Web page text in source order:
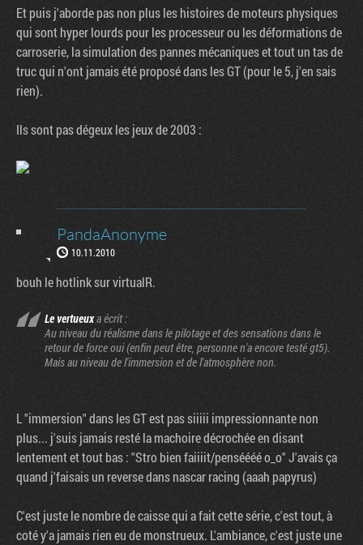
Et puis j'aborde pas non plus les histoires de moteurs physiques
qui sont hyper lourds pour les processeur ou les déformations de
carroserie, la simulation des pannes mécaniques et tout un tas de
truc qui n'ont jamais été proposé dans les GT (pour le 5, j'en sais
rien).
Ils sont pas dégeux les jeux de 2003 :
PandaAnonyme
10.11.2010
bouh le hotlink sur virtualR.
Le vertueuxa écrit :
Au niveau du réalisme dans le pilotage et des sensations dans le
retour de force oui (enfin peut être, personne n'a encore testé gt5).
Mais au niveau de l'immersion et de l'atmosphère non.
L "immersion" dans les GT est pas siiiii impressionnante non
plus... j'suis jamais resté la machoire décrochée en disant
lentement et tout bas : "Stro bien faiiiit/penséééé o_o" J'avais ça
quand j'faisais un reverse dans nascar racing (aaah papyrus)
C'est juste le nombre de caisse qui a fait cette série, c'est tout, à
coté y'a jamais rien eu de monstrueux. L'ambiance, c'est juste une